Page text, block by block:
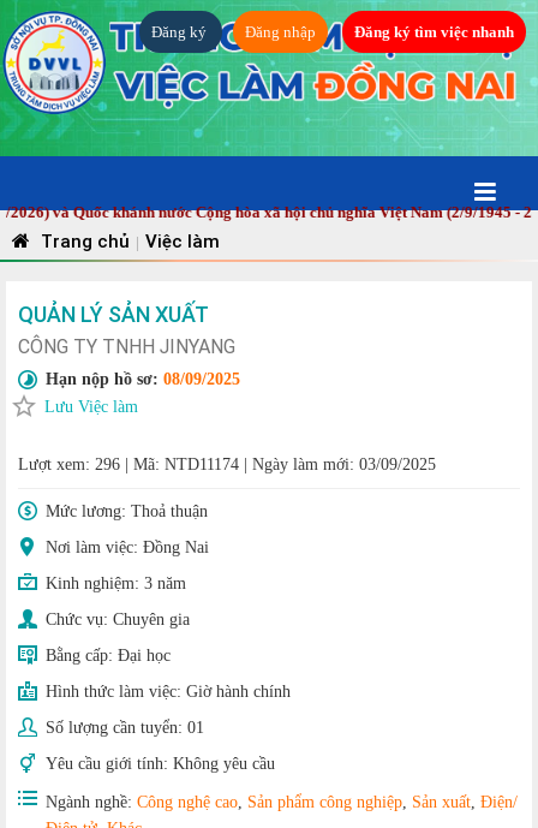
Đăng ký Đăng nhập Đăng ký tìm việc nhanh
Quốc khánh nước Cộng hòa xã hội chủ nghĩa Việt Nam (2/9/1945 - 2/9/
Trang chủ | Việc làm
QUẢN LÝ SẢN XUẤT
CÔNG TY TNHH JINYANG
Hạn nộp hồ sơ: 08/09/2025
Lưu Việc làm
Lượt xem: 296 Mã: NTD11174 Ngày làm mới: 03/09/2025
Mức lương: Thoả thuận
Nơi làm việc: Đồng Nai
Kinh nghiệm: 3 năm
Chức vụ: Chuyên gia
Bằng cấp: Đại học
Hình thức làm việc: Giờ hành chính
Số lượng cần tuyển: 01
Yêu cầu giới tính: Không yêu cầu
Ngành nghề: Công nghệ cao, Sản phẩm công nghiệp, Sản xuất, Điện/